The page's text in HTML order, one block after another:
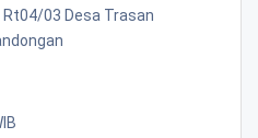
Rt04/03 Desa Trasan